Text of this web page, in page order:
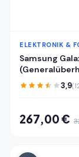
ELEKTRONIK &
Samsung
Garantie
3,9
267,00 €